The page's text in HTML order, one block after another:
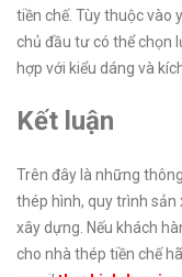
tiền chế. Tùy thuộc vào
chủ đầu tư có thể chọn
hợp với kiểu dáng và
Kết luận
Trên đây là những
thép hình, quy trình
xây dựng. Nếu khách
cho nhà thép tiền chế